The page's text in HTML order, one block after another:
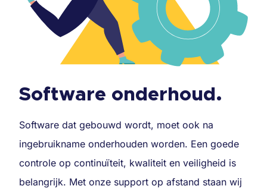
Software onderhoud.
Software dat gebouwd wordt, moet ook na
ingebruikname onderhouden worden. Een goede
controle op continuïteit, kwaliteit en veiligheid is
belangrijk. Met onze support op afstand staan wij